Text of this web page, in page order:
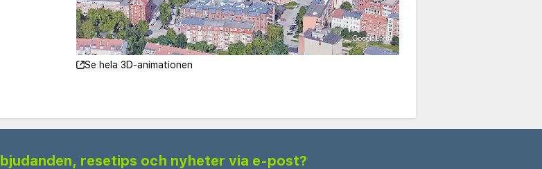
Se hela 3D-animationen
resetips och nyheter via e-post?